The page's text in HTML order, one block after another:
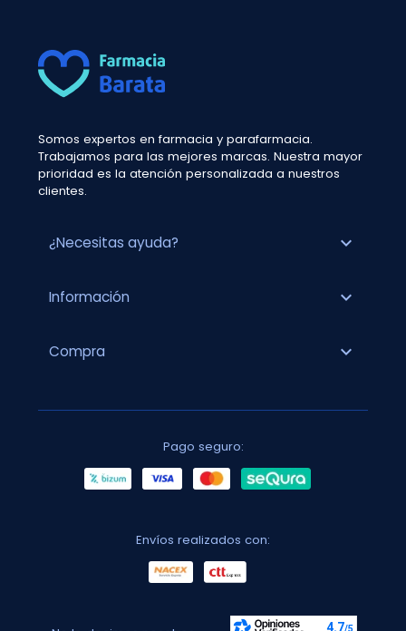
Somos expertos en farmacia y parafarmacia.
Trabajamos para las mejores marcas. Nuestra mayor
prioridad es la atención personalizada a nuestros
clientes.
¿Necesitas ayuda? expand_more
Información expand_more
Compra expand_more
Pago seguro:
Envíos realizados con: